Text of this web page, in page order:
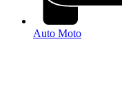
Auto Moto